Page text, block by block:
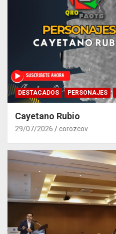
DESTACADOS PERSONAJES
Cayetano Rubio
29/07/2026 corozcov